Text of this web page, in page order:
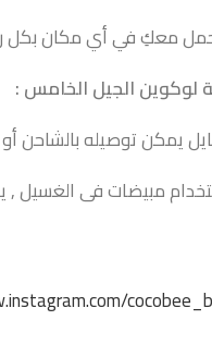
معكِ في أي مكان بكل
لوكوين الجيل الخامس :
مبيضات فى الغسيل ,